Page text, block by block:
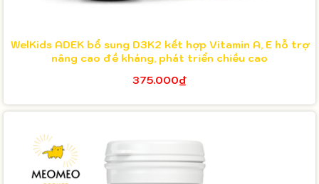
WelKids ADEK bổ sung D3K2 kết hợp Vitamin A, E hỗ trợ
nâng cao đề kháng, phát triển chiều cao
375.000₫